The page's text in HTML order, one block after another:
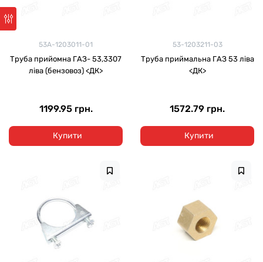
53А-1203011-01
Труба прийомна ГАЗ- 53,3307
ліва (бензовоз) <ДК>
1199.95 грн.
Купити
53-1203211-03
Труба приймальна ГАЗ 53 ліва
<ДК>
1572.79 грн.
Купити